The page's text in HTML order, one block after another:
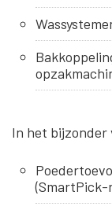
In het bijzonder
(SmartPick-